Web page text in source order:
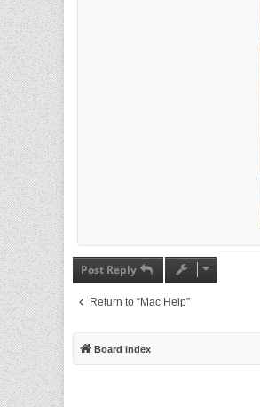
Post Reply
Return to “Mac Help”
Board index